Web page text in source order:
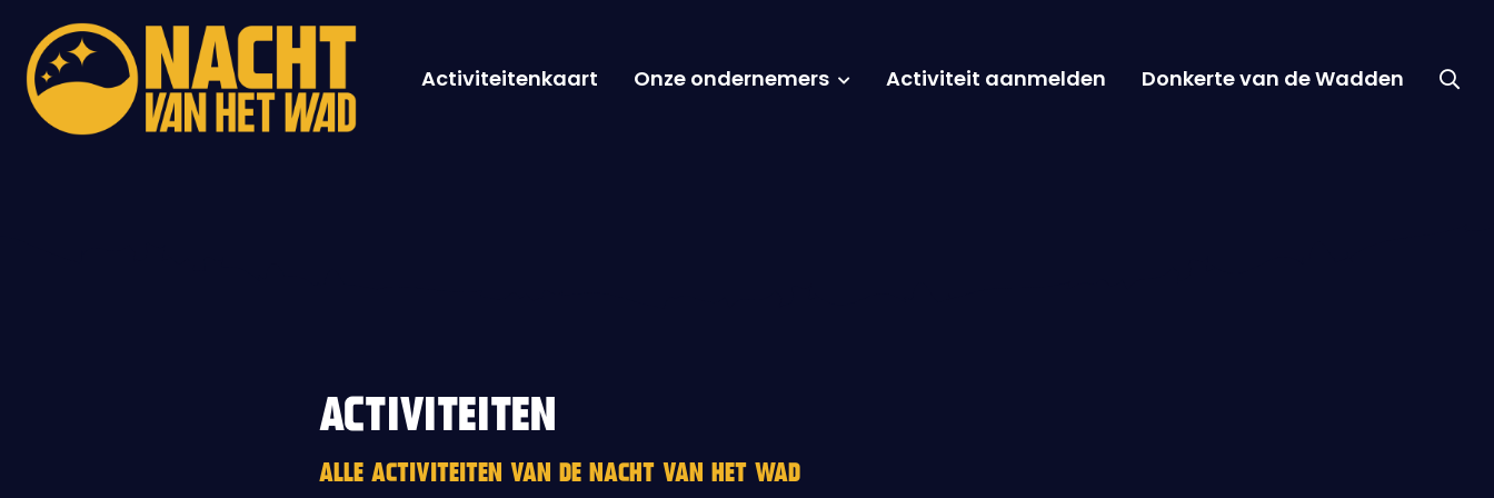
Activiteitenkaart Onze ondernemers Activiteit aanmelden Donkerte van de Wadden
ACTIVITEITEN
ALLE ACTIVITEITEN VAN DE NACHT VAN HET WAD